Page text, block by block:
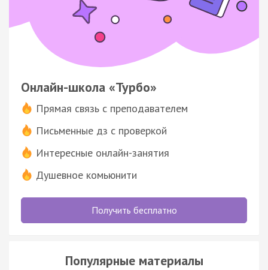
Онлайн-школа «Турбо»
Прямая связь с преподавателем
Письменные дз с проверкой
Интересные онлайн-занятия
Душевное комьюнити
Получить бесплатно
Популярные материалы